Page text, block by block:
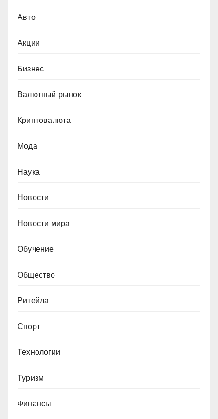
Авто
Акции
Бизнес
Валютный рынок
Криптовалюта
Мода
Наука
Новости
Новости мира
Обучение
Общество
Ритейла
Спорт
Технологии
Туризм
Финансы